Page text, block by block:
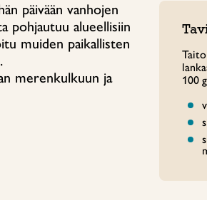
päivään vanhojen
pohjautuu alueellisiin
muiden paikallisten
merenkulkuun ja
100